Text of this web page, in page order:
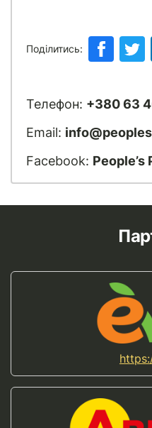
Поділитись:
Телефон: +380 63
Email:
Facebook: People’s